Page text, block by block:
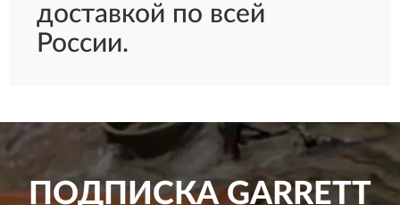
доставкой по всей
России.
ПОДПИСКАGARRETT